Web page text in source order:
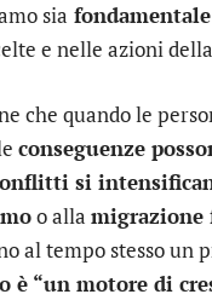
sia
e nelle azioni
che quando le
conseguenze
si
o alla migrazione
al tempo stesso un
“un motore di